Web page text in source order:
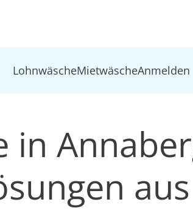
LohnwäscheMietwäscheAnmelden
in